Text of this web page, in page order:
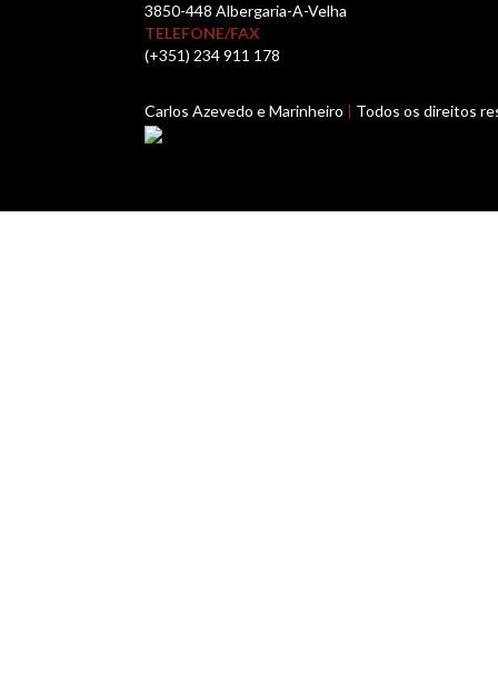
3850-448 Albergaria-A-Velha
TELEFONE/FAX
(+351) 234 911 178
Carlos Azevedo e Marinheiro | Todos os direitos